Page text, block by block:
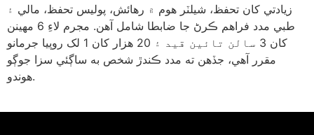
زيادتي کان تحفظ، شيلٽر هوم ۾ رهائش، پوليس تحفظ، مالي ۽
طبي مدد فراهم ڪرڻ جا ضابطا شامل آهن. مجرم لاءِ 6 مهينن
کان 3 سالن تائين قيد ۽ 20 هزار کان 1 لک روپيا جرمانو
مقرر آهي، جڏهن ته مدد ڪندڙ شخص به ساڳئي سزا جوڳو
هوندو.